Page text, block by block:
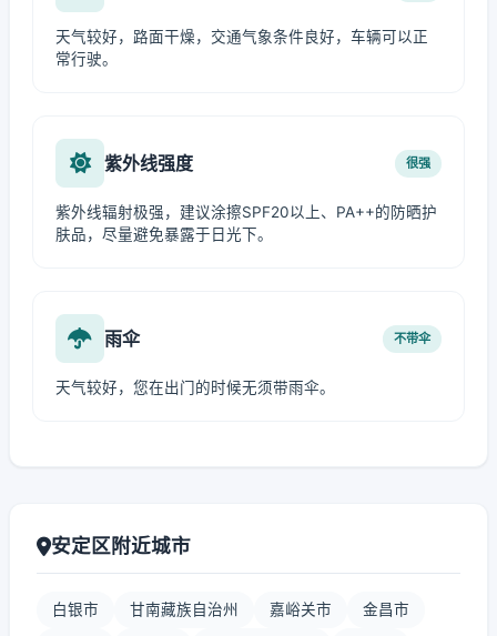
天气较好，路面干燥，交通气象条件良好，车辆可以正
常行驶。
紫外线强度 很强
紫外线辐射极强，建议涂擦SPF20以上、PA++的防晒护
肤品，尽量避免暴露于日光下。
雨伞 不带伞
天气较好，您在出门的时候无须带雨伞。
安定区附近城市
白银市 甘南藏族自治州 嘉峪关市 金昌市